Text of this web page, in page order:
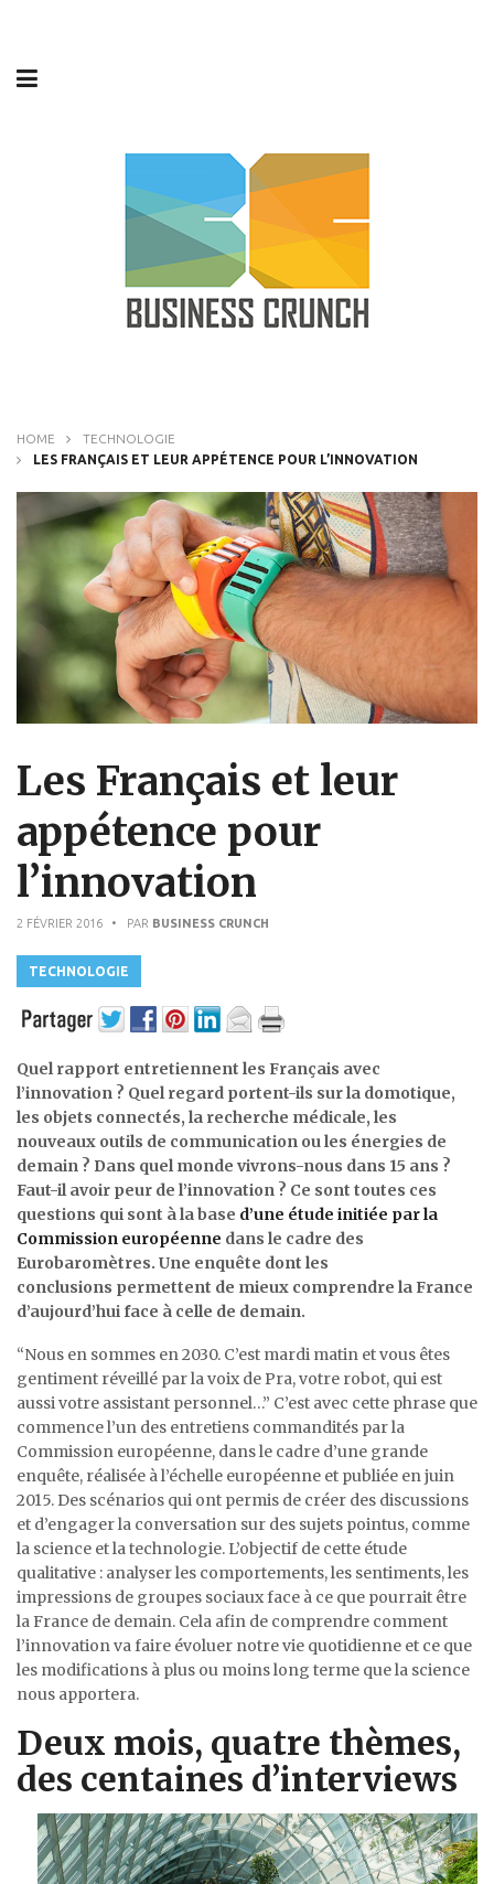
HOME
TECHNOLOGIE
LES FRANÇAIS ET LEUR APPÉTENCE POUR L’INNOVATION
Les Français et leur
appétence pour
l’innovation
2 FÉVRIER 2016 • PAR BUSINESS CRUNCH
TECHNOLOGIE
Quel rapport entretiennent les Français avec
l’innovation ? Quel regard portent-ils sur la domotique,
les objets connectés, la recherche médicale, les
nouveaux outils de communication ou les énergies de
demain ? Dans quel monde vivrons-nous dans 15 ans ?
Faut-il avoir peur de l’innovation ? Ce sont toutes ces
questions qui sont à la base d’une étude initiée par la
Commission européenne dans le cadre des
Eurobaromètres. Une enquête dont les
conclusions permettent de mieux comprendre la France
d’aujourd’hui face à celle de demain.
“Nous en sommes en 2030. C’est mardi matin et vous êtes
gentiment réveillé par la voix de Pra, votre robot, qui est
aussi votre assistant personnel…” C’est avec cette phrase que
commence l’un des entretiens commandités par la
Commission européenne, dans le cadre d’une grande
enquête, réalisée à l’échelle européenne et publiée en juin
2015. Des scénarios qui ont permis de créer des discussions
et d’engager la conversation sur des sujets pointus, comme
la science et la technologie. L’objectif de cette étude
qualitative : analyser les comportements, les sentiments, les
impressions de groupes sociaux face à ce que pourrait être
la France de demain. Cela afin de comprendre comment
l’innovation va faire évoluer notre vie quotidienne et ce que
les modifications à plus ou moins long terme que la science
nous apportera.
Deux mois, quatre thèmes,
des centaines d’interviews